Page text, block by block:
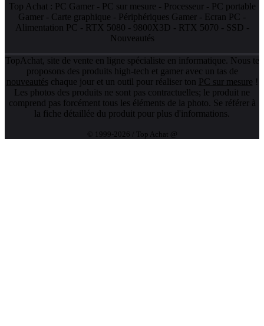
Top Achat : PC Gamer- PC sur mesure - Processeur- PC portable
Gamer - Carte graphique - Périphériques Gamer - Ecran PC -
Alimentation PC - RTX 5080 - 9800X3D - RTX 5070 - SSD -
Nouveautés
TopAchat, site de vente en ligne spécialiste en informatique. Nous te
proposons des produits high-tech et gamer avec un tas de
nouveautés chaque jour et un outil pour réaliser ton PC sur mesure !
Les photos des produits ne sont pas contractuelles; le produit ne
comprend pas forcément tous les éléments de la photo. Se référer à
la fiche détaillée du produit pour plus d'informations.
© 1999-2026 / Top Achat @